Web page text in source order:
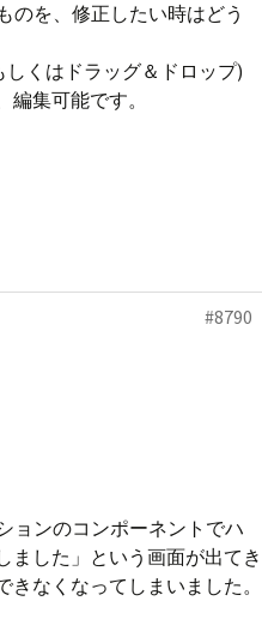
のを、修正したい時はどう
くはドラッグ＆ドロップ)
集可能です。
#8790
ョンのコンポーネントでハ
ました」という画面が出てき
なくなってしまいました。